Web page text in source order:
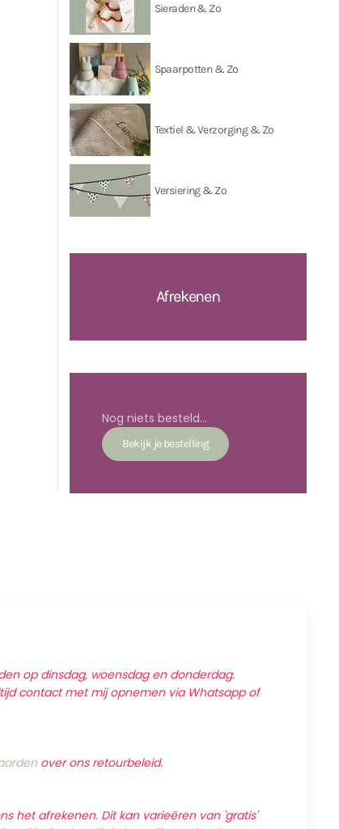
Sieraden & Zo
Spaarpotten & Zo
Textiel & Verzorging & Zo
Versiering & Zo
Afrekenen
Nog niets besteld...
op dinsdag, woensdag en donderdag.
contact met mij opnemen via Whatsapp of
over ons retourbeleid.
het afrekenen. Dit kan varieëren van 'gratis'